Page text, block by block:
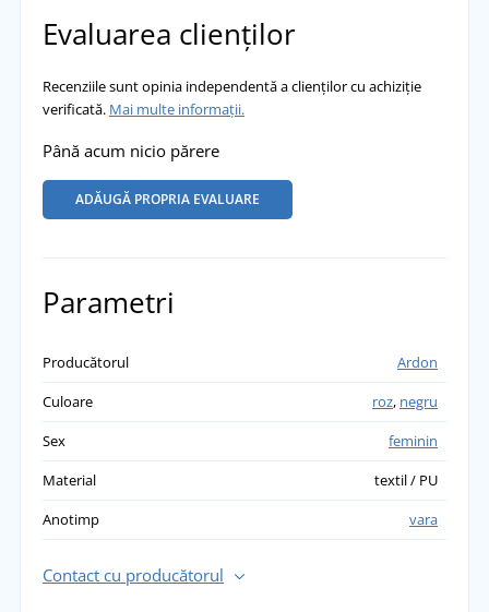
Evaluarea clienților
Recenziile sunt opinia independentă a clienților cu achiziție
verificată. Mai multe informații.
Până acum nicio părere
ADĂUGĂ PROPRIA EVALUARE
Parametri
Producătorul
Ardon
Culoare
roz, negru
Sex
feminin
Material
textil / PU
Anotimp
vara
Contact cu producătorul